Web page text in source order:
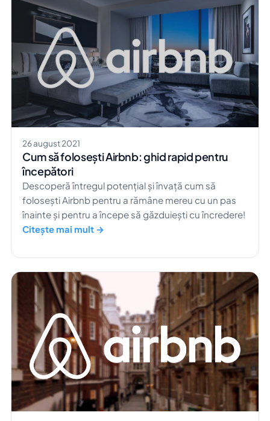
26 august 2021
Cum să folosești Airbnb: ghid rapid pentru
începători
Descoperă întregul potențial și învață cum să
folosești Airbnb pentru a rămâne mereu cu un pas
înainte și pentru a începe să găzduiești cu încredere!
Citește mai mult →